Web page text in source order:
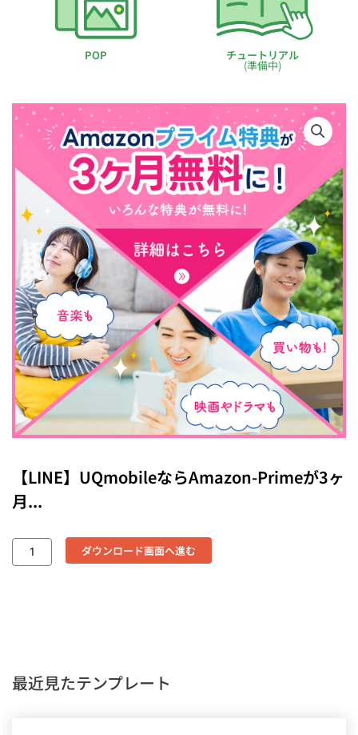
POP チュートリアル
(準備中)
【LINE】UQmobileならAmazon-Primeが3ヶ
月...
ダウンロード画面へ進む
最近見たテンプレート